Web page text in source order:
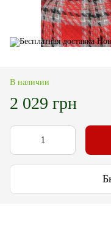
В наличии
2 029 грн